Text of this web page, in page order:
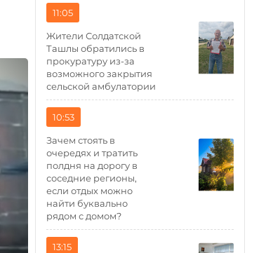
11:05
Жители Солдатской
Ташлы обратились в
прокуратуру из-за
возможного закрытия
сельской амбулатории
10:53
Зачем стоять в
очередях и тратить
полдня на дорогу в
соседние регионы,
если отдых можно
найти буквально
рядом с домом?
13:15